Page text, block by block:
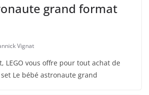
grand format
Vignat
LEGO vous offre pour tout achat de
Le bébé astronaute grand